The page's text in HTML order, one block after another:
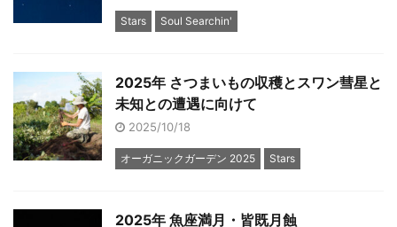
Stars Soul Searchin'
2025年 さつまいもの収穫とスワン彗星と
未知との遭遇に向けて
2025/10/18
オーガニックガーデン 2025 Stars
2025年 魚座満月・皆既月蝕